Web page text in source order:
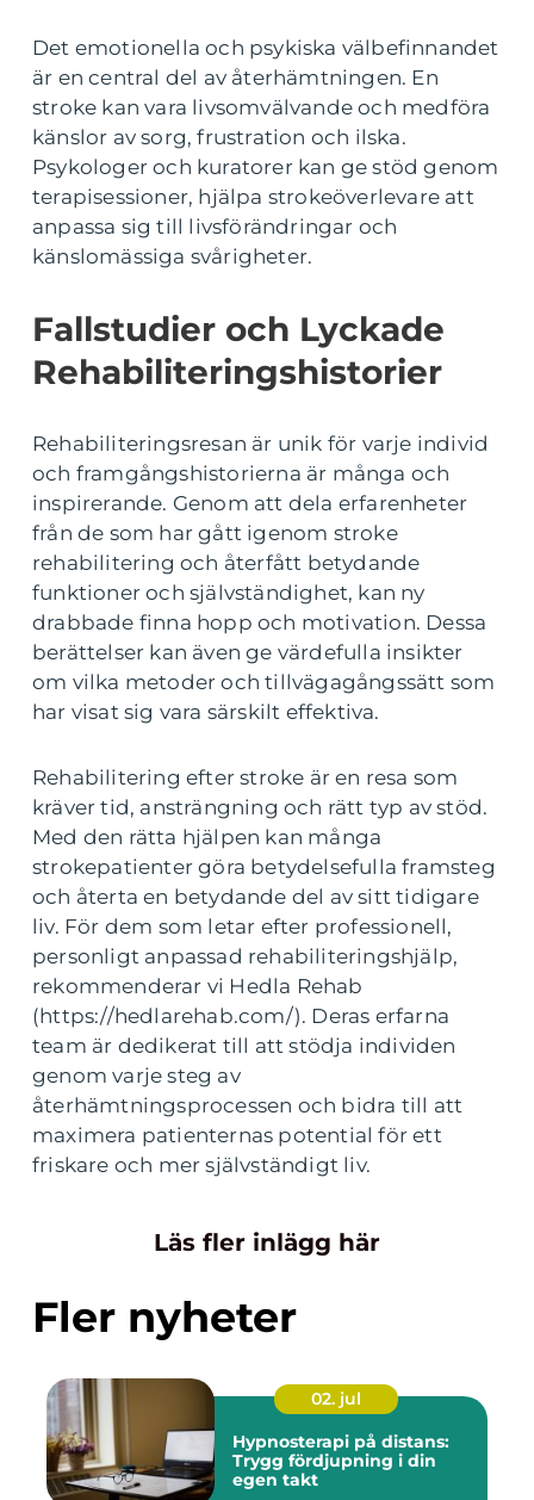
Det emotionella och psykiska välbefinnandet
är en central del av återhämtningen. En
stroke kan vara livsomvälvande och medföra
känslor av sorg, frustration och ilska.
Psykologer och kuratorer kan ge stöd genom
terapisessioner, hjälpa strokeöverlevare att
anpassa sig till livsförändringar och
känslomässiga svårigheter.
Fallstudier och Lyckade
Rehabiliteringshistorier
Rehabiliteringsresan är unik för varje individ
och framgångshistorierna är många och
inspirerande. Genom att dela erfarenheter
från de som har gått igenom stroke
rehabilitering och återfått betydande
funktioner och självständighet, kan ny
drabbade finna hopp och motivation. Dessa
berättelser kan även ge värdefulla insikter
om vilka metoder och tillvägagångssätt som
har visat sig vara särskilt effektiva.
Rehabilitering efter stroke är en resa som
kräver tid, ansträngning och rätt typ av stöd.
Med den rätta hjälpen kan många
strokepatienter göra betydelsefulla framsteg
och återta en betydande del av sitt tidigare
liv. För dem som letar efter professionell,
personligt anpassad rehabiliteringshjälp,
rekommenderar vi Hedla Rehab
(https://hedlarehab.com/). Deras erfarna
team är dedikerat till att stödja individen
genom varje steg av
återhämtningsprocessen och bidra till att
maximera patienternas potential för ett
friskare och mer självständigt liv.
Läs fler inlägg här
Fler nyheter
02. jul
Hypnosterapi på distans:
Trygg fördjupning i din
egen takt